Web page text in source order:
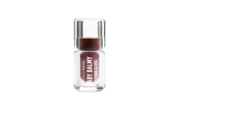
Ich habe hier kein Konto